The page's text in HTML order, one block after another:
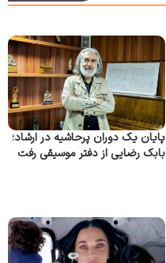
پایان یک دوران پرحاشیه در ارشاد؛
بابک رضایی از دفتر موسیقی رفت